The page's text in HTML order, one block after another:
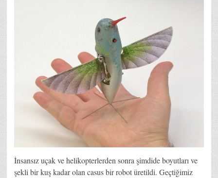
İnsansız uçak ve helikopterlerden sonra şimdide boyutları ve
şekli bir kuş kadar olan casus bir robot üretildi. Geçtiğimiz